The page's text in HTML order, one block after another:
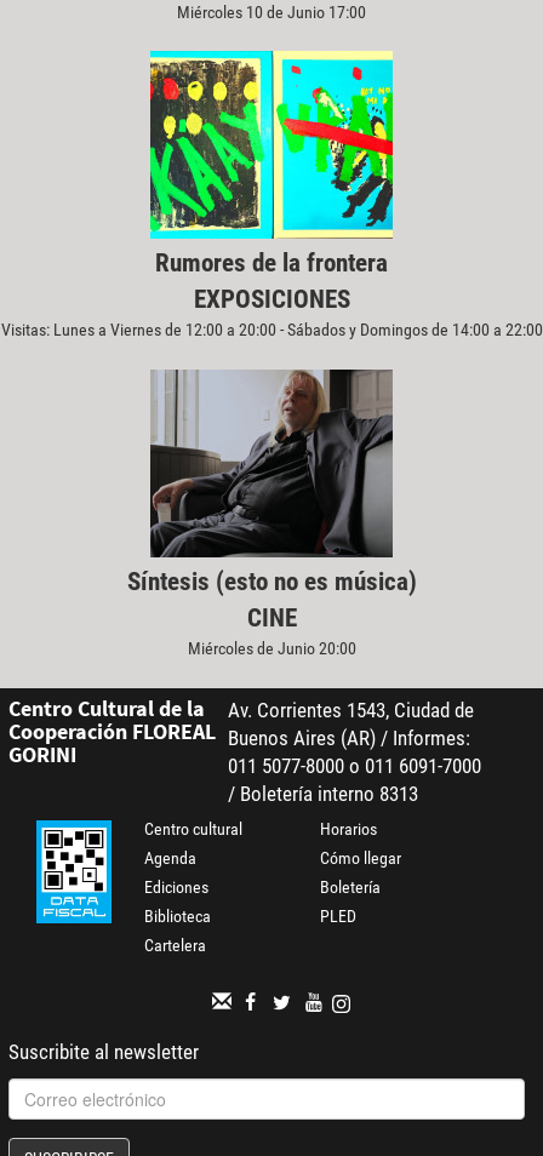
Miércoles 10 de Junio 17:00
Rumores de la frontera
EXPOSICIONES
Visitas: Lunes a Viernes de 12:00 a 20:00 - Sábados y Domingos de 14:00 a 22:00
Síntesis (esto no es música)
CINE
Miércoles de Junio 20:00
Centro Cultural de la
Cooperación FLOREAL
GORINI
Av. Corrientes 1543, Ciudad de
Buenos Aires (AR) / Informes:
011 5077-8000 o 011 6091-7000
/ Boletería interno 8313
Centro cultural
Agenda
Ediciones
Biblioteca
Cartelera
Horarios
Cómo llegar
Boletería
PLED
Suscribite al newsletter